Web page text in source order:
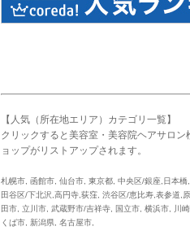
【人気（所在地エリア）カテゴリ一覧】
クリックすると美容室・美容院ヘアサロ
ョップがリストアップされます。
札幌市 函館市 仙台市 東京都 中央区/銀座,日本橋
田谷区/下北沢,高円寺,荻窪 渋谷区/恵比寿,表参道,
田市
立川市 武蔵野市/吉祥寺 国立市 横浜市
川
くば市 新潟県 名古屋市